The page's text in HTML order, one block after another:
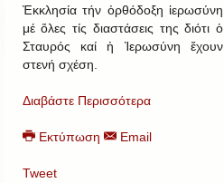
Ἐκκλησία τήν ὀρθόδοξη ἱερωσύνη
μέ ὅλες τίς διαστάσεις της διότι ὁ
Σταυρός καί ἡ Ἱερωσύνη ἔχουν
στενή σχέση.
Διαβάστε Περισσότερα
Εκτύπωση Email
Tweet